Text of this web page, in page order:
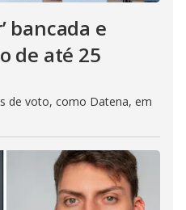
bancada e
de até 25
de voto, como Datena, em